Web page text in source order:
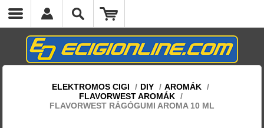
ELEKTROMOS CIGI / DIY / AROMÁK /
FLAVORWEST AROMÁK /
FLAVORWEST RÁGÓGUMI AROMA 10 ML